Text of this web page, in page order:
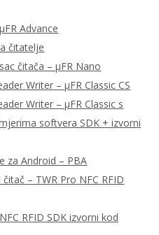
Advance
čitatelje
čitača – μFR Nano
Writer – μFR Classic CS
Writer – μFR Classic s
softvera SDK + izvorni
za Android – PBA
– TWR Pro NFC RFID
RFID SDK izvorni kod